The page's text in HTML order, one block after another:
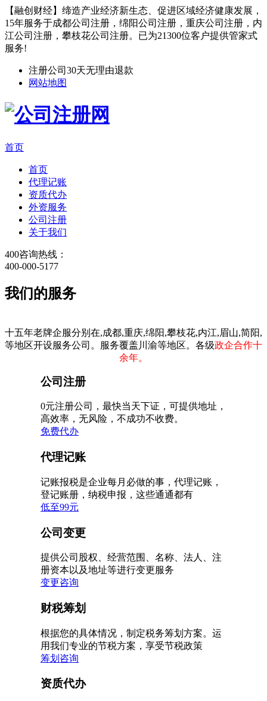
【融创财经】缔造产业经济新生态、促进区域经济健康发展，
15年服务于成都公司注册，绵阳公司注册，重庆公司注册，内
江公司注册，攀枝花公司注册。已为21300位客户提供管家式
服务!
注册公司30天无理由退款
网站地图
首页
首页
代理记账
资质代办
外资服务
公司注册
关于我们
400咨询热线：
400-000-5177
我们的服务
十五年老牌企服分别在,成都,重庆,绵阳,攀枝花,内江,眉山,简阳,
等地区开设服务公司。服务覆盖川渝等地区。各级政企合作十
余年。
公司注册
0元注册公司，最快当天下证，可提供地址，
高效率，无风险，不成功不收费。
免费代办
代理记账
记账报税是企业每月必做的事，代理记账，
登记账册，纳税申报，这些通通都有
低至99元
公司变更
提供公司股权、经营范围、名称、法人、注
册资本以及地址等进行变更服务
变更咨询
财税筹划
根据您的具体情况，制定税务筹划方案。运
用我们专业的节税方案，享受节税政策
筹划咨询
资质代办